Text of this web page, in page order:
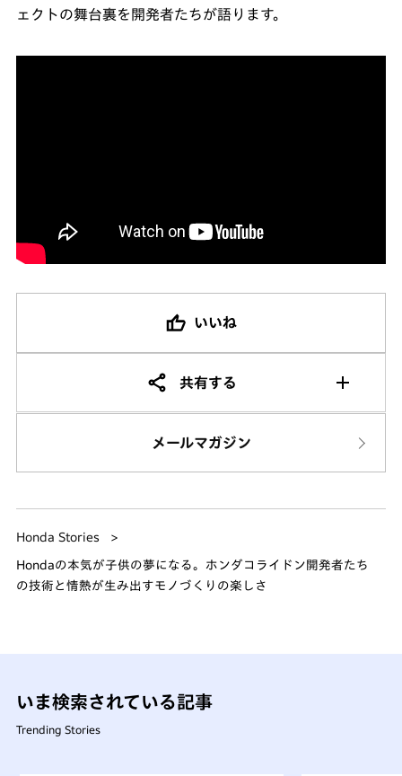
ェクトの舞台裏を開発者たちが語ります。
いいね
共有する
メールマガジン
Honda Stories
Hondaの本気が子供の夢になる。ホンダコライドン開発者たち
の技術と情熱が生み出すモノづくりの楽しさ
いま検索されている記事
Trending Stories